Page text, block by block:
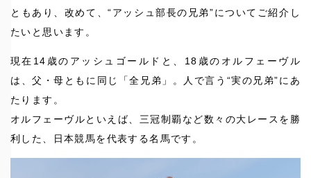
ともあり、改めて、“アッシュ部長の兄弟”についてご紹介し
たいと思います。
現在14歳のアッシュゴールドと、18歳のオルフェーヴル
は、父・母ともに同じ「全兄弟」。人で言う“実の兄弟”にあ
たります。
オルフェーヴルといえば、三冠制覇など数々の大レースを勝
利した、日本競馬を代表する名馬です。